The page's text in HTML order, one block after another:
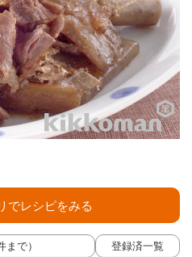
で） 登録済一覧
でレシピをみる